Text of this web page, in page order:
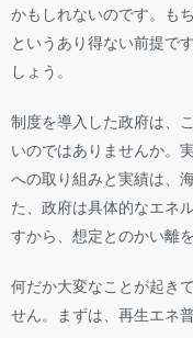
かもしれないのです。も
というあり得ない前提で
しょう。
制度を導入した政府は、
いのではありませんか。
への取り組みと実績は、
た、政府は具体的なエネ
すから、想定とのかい離
何だか大変なことが起き
せん。まずは、再生エネ